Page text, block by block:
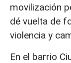
movilización
dé vuelta de
violencia y
En el barrio